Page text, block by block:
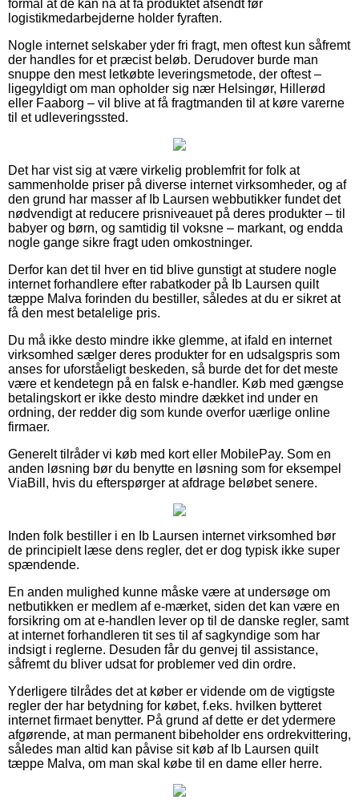
formål at de kan nå at få produktet afsendt før
logistikmedarbejderne holder fyraften.
Nogle internet selskaber yder fri fragt, men oftest kun såfremt
der handles for et præcist beløb. Derudover burde man
snuppe den mest letkøbte leveringsmetode, der oftest –
ligegyldigt om man opholder sig nær Helsingør, Hillerød
eller Faaborg – vil blive at få fragtmanden til at køre varerne
til et udleveringssted.
Det har vist sig at være virkelig problemfrit for folk at
sammenholde priser på diverse internet virksomheder, og af
den grund har masser af Ib Laursen webbutikker fundet det
nødvendigt at reducere prisniveauet på deres produkter – til
babyer og børn, og samtidig til voksne – markant, og endda
nogle gange sikre fragt uden omkostninger.
Derfor kan det til hver en tid blive gunstigt at studere nogle
internet forhandlere efter rabatkoder på Ib Laursen quilt
tæppe Malva forinden du bestiller, således at du er sikret at
få den mest betalelige pris.
Du må ikke desto mindre ikke glemme, at ifald en internet
virksomhed sælger deres produkter for en udsalgspris som
anses for uforståeligt beskeden, så burde det for det meste
være et kendetegn på en falsk e-handler. Køb med gængse
betalingskort er ikke desto mindre dækket ind under en
ordning, der redder dig som kunde overfor uærlige online
firmaer.
Generelt tilråder vi køb med kort eller MobilePay. Som en
anden løsning bør du benytte en løsning som for eksempel
ViaBill, hvis du efterspørger at afdrage beløbet senere.
Inden folk bestiller i en Ib Laursen internet virksomhed bør
de principielt læse dens regler, det er dog typisk ikke super
spændende.
En anden mulighed kunne måske være at undersøge om
netbutikken er medlem af e-mærket, siden det kan være en
forsikring om at e-handlen lever op til de danske regler, samt
at internet forhandleren tit ses til af sagkyndige som har
indsigt i reglerne. Desuden får du genvej til assistance,
såfremt du bliver udsat for problemer ved din ordre.
Yderligere tilrådes det at køber er vidende om de vigtigste
regler der har betydning for købet, f.eks. hvilken bytteret
internet firmaet benytter. På grund af dette er det ydermere
afgørende, at man permanent bibeholder ens ordrekvittering,
således man altid kan påvise sit køb af Ib Laursen quilt
tæppe Malva, om man skal købe til en dame eller herre.